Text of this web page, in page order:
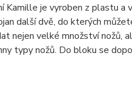
Kamille je vyroben z plastu
další dvě, do kterých
nejen velké množství nožů,
typy nožů. Do bloku se